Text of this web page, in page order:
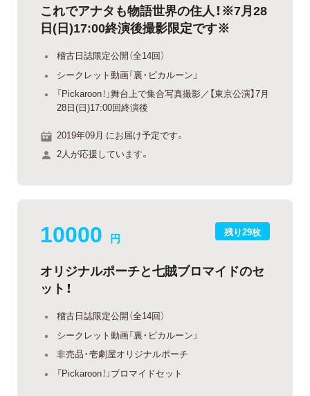
これでアナタも物語世界の住人！※7月28
日(日)17:00終演後撮影限定です※
稽古日誌限定公開（全14回）
シークレット動画「裏・ピカルーン」
「Pickaroon！」舞台上で集合写真撮影／【東京公演】7月
28日(日)17:00回終演後
2019年09月 にお届け予定です。
2人が応援しています。
残り29枚
10000 円
オリジナルポーチと七賊ブロマイドのセ
ット！
稽古日誌限定公開（全14回）
シークレット動画「裏・ピカルーン」
非売品・壱劇屋オリジナルポーチ
「Pickaroon！」ブロマイドセット